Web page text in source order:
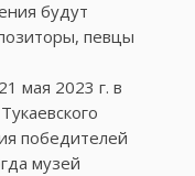
будут
певцы
мая 2023 г. в
победителей
музей